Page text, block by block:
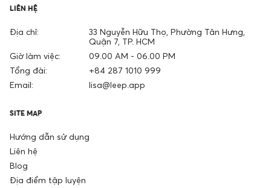
LIÊN HỆ
Địa chỉ:
33 Nguyễn Hữu Thọ, Phường Tân Hưng,
Quận 7, TP. HCM
Giờ làm việc:
09.00 AM - 06.00 PM
Tổng đài:
+84 287 1010 999
Email:
lisa@leep.app
SITE MAP
Hướng dẫn sử dụng
Liên hệ
Blog
Địa điểm tập luyện